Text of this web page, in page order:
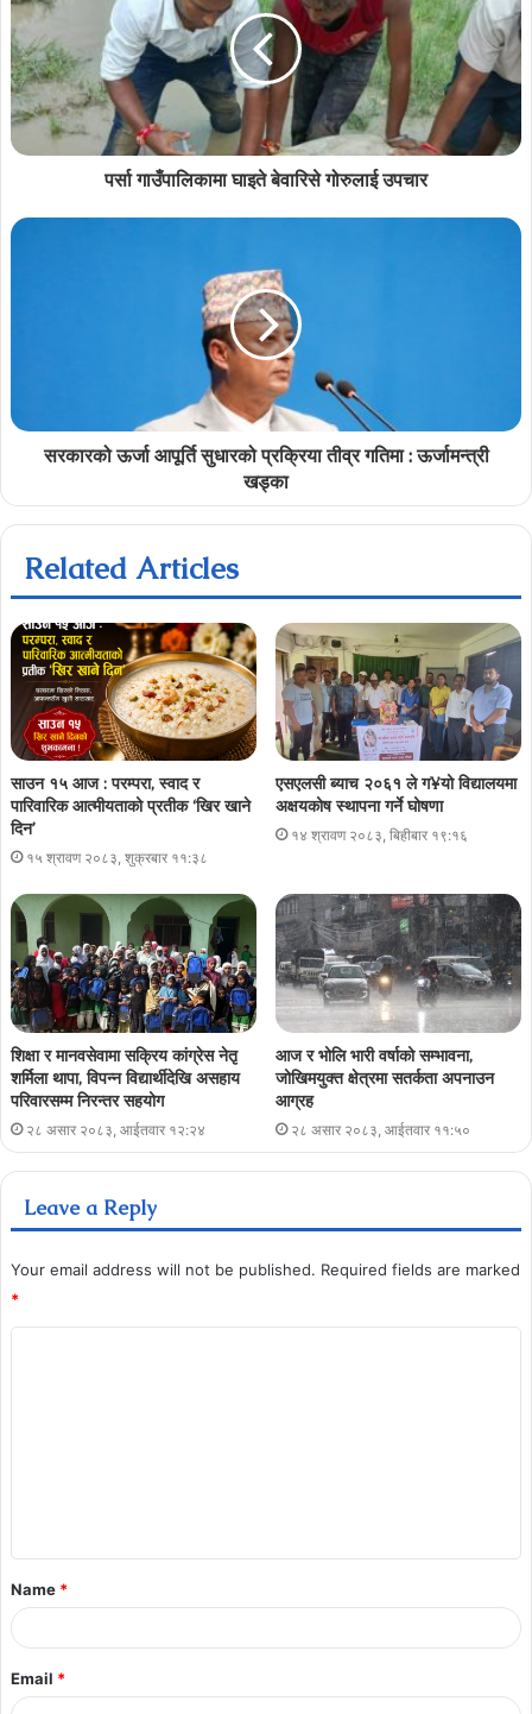
पर्सा गाउँपालिकामा घाइते बेवारिसे गोरुलाई उपचार
सरकारको ऊर्जा आपूर्ति सुधारको प्रक्रिया तीव्र गतिमा : ऊर्जामन्त्री
खड्का
Related Articles
साउन १५ आज : परम्परा, स्वाद र
पारिवारिक आत्मीयताको प्रतीक ‘खिर खाने
दिन’
१५ श्रावण २०८३, शुक्रबार ११:३८
एसएलसी ब्याच २०६१ ले ग¥यो विद्यालयमा
अक्षयकोष स्थापना गर्ने घोषणा
१४ श्रावण २०८३, बिहीबार १९:१६
शिक्षा र मानवसेवामा सक्रिय कांग्रेस नेतृ
शर्मिला थापा, विपन्न विद्यार्थीदेखि असहाय
परिवारसम्म निरन्तर सहयोग
२८ असार २०८३, आईतवार १२:२४
आज र भोलि भारी वर्षाको सम्भावना,
जोखिमयुक्त क्षेत्रमा सतर्कता अपनाउन
आग्रह
२८ असार २०८३, आईतवार ११:५०
Leave a Reply
Your email address will not be published. Required fields are marked
*
Name *
Email *